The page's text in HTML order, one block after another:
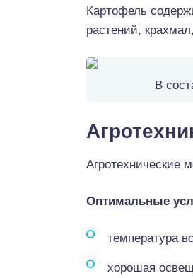
Картофель
растений,
В
Агротехнические
Оптимальные
температура
хорошая